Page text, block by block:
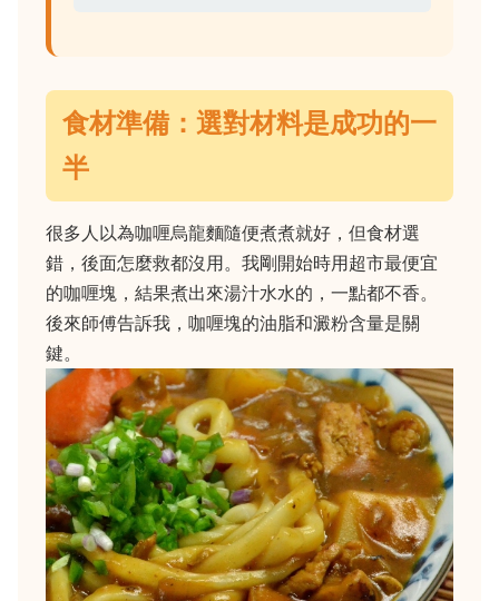
食材準備：選對材料是成功的一
半
很多人以為咖喱烏龍麵隨便煮煮就好，但食材選
錯，後面怎麼救都沒用。我剛開始時用超市最便宜
的咖喱塊，結果煮出來湯汁水水的，一點都不香。
後來師傅告訴我，咖喱塊的油脂和澱粉含量是關
鍵。